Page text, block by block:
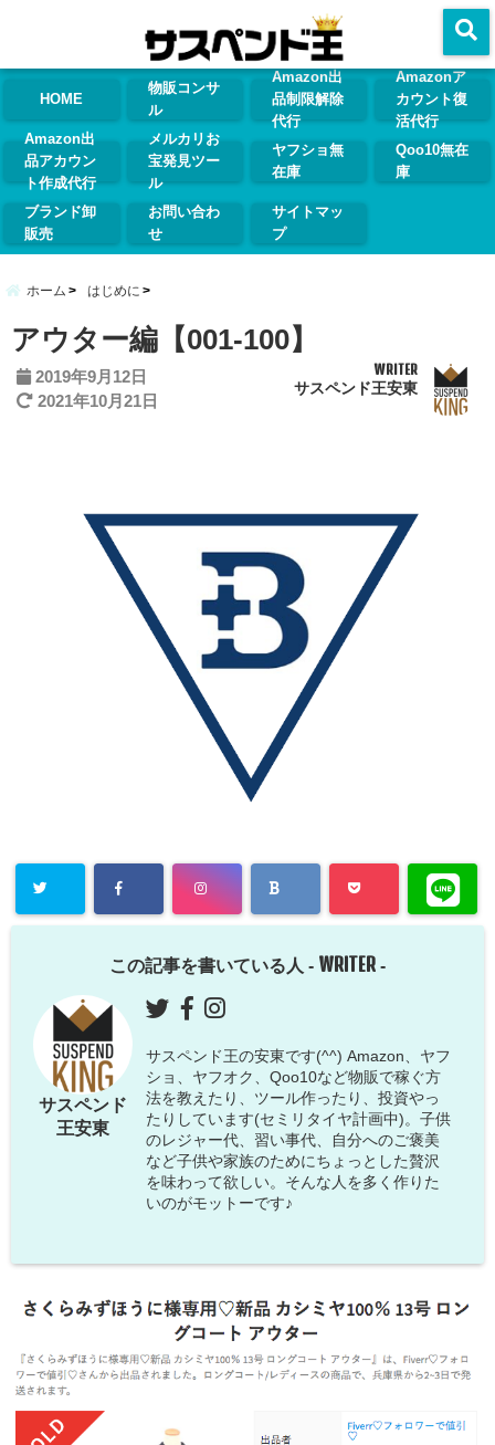
HOME
物販コンサ
ル
Amazon出
品制限解除
代行
Amazonア
カウント復
活代行
Amazon出
品アカウン
ト作成代行
メルカリお
宝発見ツー
ル
ヤフショ無
在庫
Qoo10無在
庫
ブランド卸
販売
お問い合わ
せ
サイトマッ
プ
ホーム はじめに
アウター編【001-100】
2019年9月12日
2021年10月21日
WRITER
サスペンド王安東
この記事を書いている人 - WRITER -
サスペンド
王安東
サスペンド王の安東です(^^) Amazon、ヤフ
ショ、ヤフオク、Qoo10など物販で稼ぐ方
法を教えたり、ツール作ったり、投資やっ
たりしています(セミリタイヤ計画中)。子供
のレジャー代、習い事代、自分へのご褒美
など子供や家族のためにちょっとした贅沢
を味わって欲しい。そんな人を多く作りた
いのがモットーです♪